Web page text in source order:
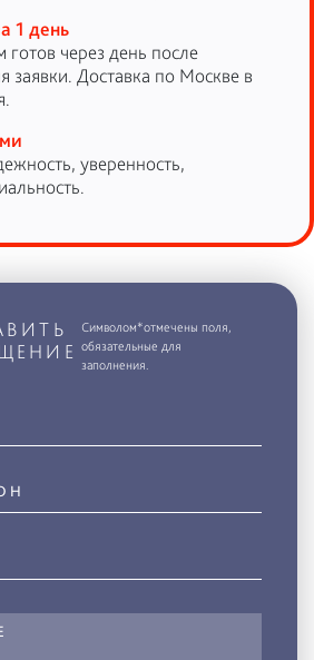
1 день
через день после
заявки. Доставка по Москве в
уверенность,
Символом*отмечены поля,
обязательные для
заполнения.